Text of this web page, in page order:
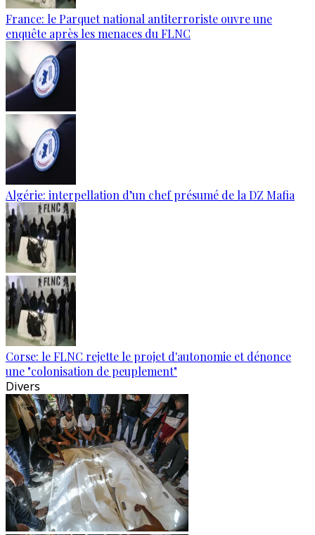
France: le Parquet national antiterroriste ouvre une
enquête après les menaces du FLNC
Algérie: interpellation d’un chef présumé de la DZ Mafia
Corse: le FLNC rejette le projet d'autonomie et dénonce
une "colonisation de peuplement"
Divers